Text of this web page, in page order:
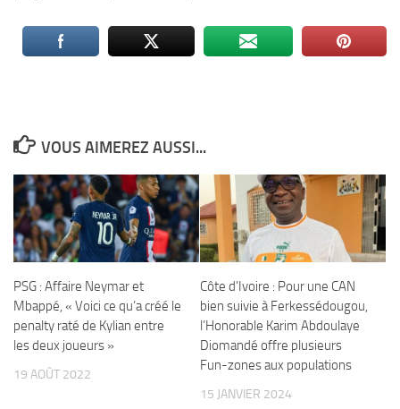
VOUS AIMEREZ AUSSI...
PSG : Affaire Neymar et
Mbappé, « Voici ce qu’a créé le
penalty raté de Kylian entre
les deux joueurs »
19 AOÛT 2022
Côte d’Ivoire : Pour une CAN
bien suivie à Ferkessédougou,
l’Honorable Karim Abdoulaye
Diomandé offre plusieurs
Fun-zones aux populations
15 JANVIER 2024